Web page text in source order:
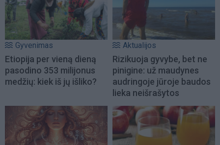
Gyvenimas
Etiopija per vieną dieną
pasodino 353 milijonus
medžių: kiek iš jų išliko?
Aktualijos
Rizikuoja gyvybe, bet ne
pinigine: už maudynes
audringoje jūroje baudos
lieka neišrašytos